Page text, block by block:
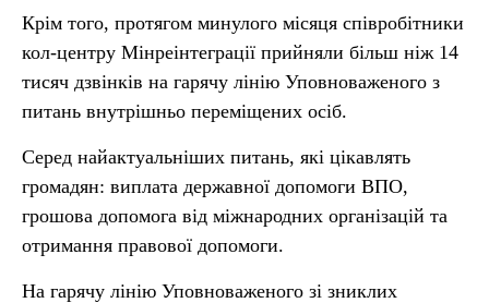
Крім того, протягом минулого місяця співробітники
кол-центру Мінреінтеграції прийняли більш ніж 14
тисяч дзвінків на гарячу лінію Уповноваженого з
питань внутрішньо переміщених осіб.
Серед найактуальніших питань, які цікавлять
громадян: виплата державної допомоги ВПО,
грошова допомога від міжнародних організацій та
отримання правової допомоги.
На гарячу лінію Уповноваженого зі зниклих